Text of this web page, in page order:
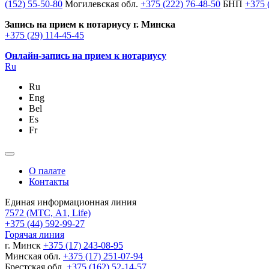
(152) 55-50-80 Могилевская обл. +375 (222) 76-48-50 БНП +375
Запись на прием к нотариусу г. Минска
+375 (29) 114-45-45
Онлайн-запись на прием к нотариусу
Ru
Ru
Eng
Bel
Es
Fr
О палате
Контакты
Единая информационная линия
7572 (МТС, A1, Life)
+375 (44) 592-99-27
Горячая линия
г. Минск +375 (17) 243-08-95
Минская обл. +375 (17) 251-07-94
Брестская обл. +375 (162) 52-14-57